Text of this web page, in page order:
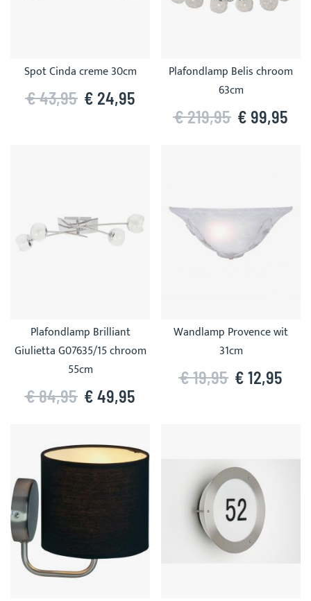
Spot Cinda creme 30cm
€ 24,95
€ 43,95
Plafondlamp Belis chroom
63cm
€ 99,95
€ 219,95
Plafondlamp Brilliant
Giulietta G07635/15 chroom
55cm
€ 49,95
€ 84,95
Wandlamp Provence wit
31cm
€ 12,95
€ 19,95